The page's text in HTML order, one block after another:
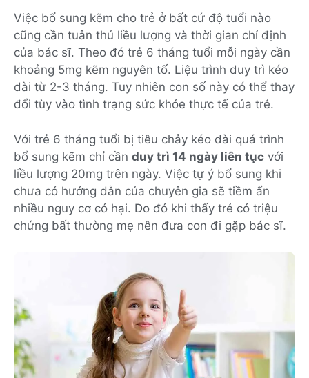
Việc bổ sung kẽm cho trẻ ở bất cứ độ tuổi nào
cũng cần tuân thủ liều lượng và thời gian chỉ định
của bác sĩ. Theo đó trẻ 6 tháng tuổi mỗi ngày cần
khoảng 5mg kẽm nguyên tố. Liệu trình duy trì kéo
dài từ 2-3 tháng. Tuy nhiên con số này có thể thay
đổi tùy vào tình trạng sức khỏe thực tế của trẻ.
Với trẻ 6 tháng tuổi bị tiêu chảy kéo dài quá trình
bổ sung kẽm chỉ cần duy trì 14 ngày liên tục với
liều lượng 20mg trên ngày. Việc tự ý bổ sung khi
chưa có hướng dẫn của chuyên gia sẽ tiềm ẩn
nhiều nguy cơ có hại. Do đó khi thấy trẻ có triệu
chứng bất thường mẹ nên đưa con đi gặp bác sĩ.